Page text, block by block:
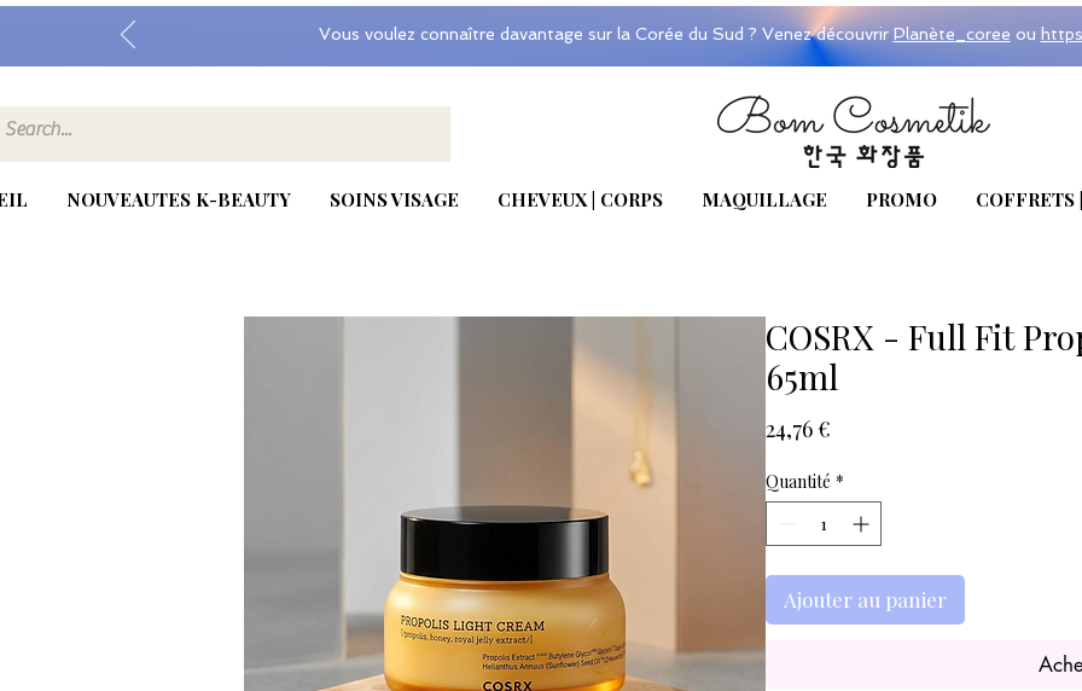
Vous voulez connaître davantage sur la Corée du Sud ? Venez découvrir Planète_coree ou
NOUVEAUTES K-BEAUTY SOINS VISAGE CHEVEUX | CORPS MAQUILLAGE PROMO COFFRETS
COSRX - Full Fit
65ml
24,76 €
Quantité *
Ajouter au panier